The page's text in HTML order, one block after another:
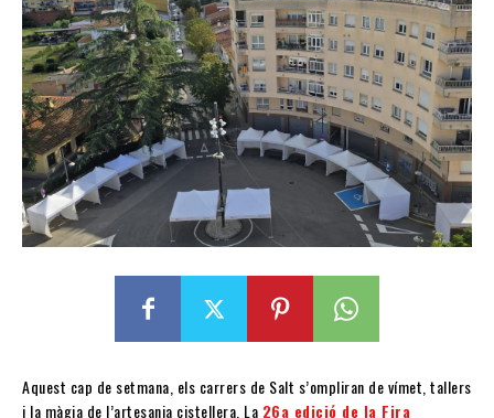
Aquest cap de setmana, els carrers de Salt s’ompliran de vímet, tallers
i la màgia de l’artesania cistellera. La 26a edició de la Fira